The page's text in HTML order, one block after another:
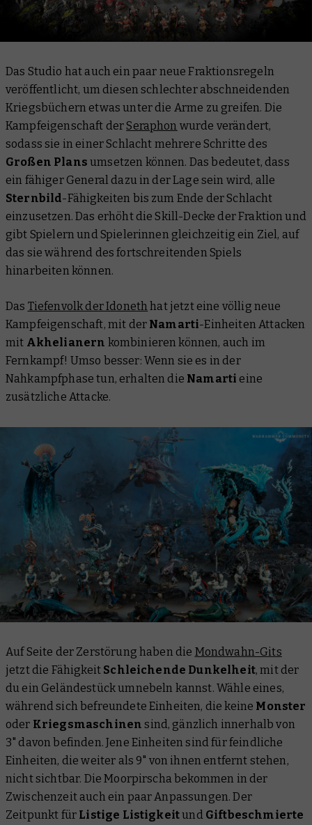
Das Studio hat auch ein paar neue Fraktionsregeln
veröffentlicht, um diesen schlechter abschneidenden
Kriegsbüchern etwas unter die Arme zu greifen. Die
Kampfeigenschaft derSeraphon wurde verändert,
sodass sie in einer Schlacht mehrere Schritte des
Großen Plans umsetzen können. Das bedeutet, dass
ein fähiger General dazu in der Lage sein wird, alle
Sternbild-Fähigkeiten bis zum Ende der Schlacht
einzusetzen. Das erhöht die Skill-Decke der Fraktion und
gibt Spielern und Spielerinnen gleichzeitig ein Ziel, auf
das sie während des fortschreitenden Spiels
hinarbeiten können.
Das Tiefenvolk der Idonethhat jetzt eine völlig neue
Kampfeigenschaft, mit der Namarti-Einheiten Attacken
mit Akhelianern kombinieren können, auch im
Fernkampf! Umso besser: Wenn sie es in der
Nahkampfphase tun, erhalten die Namarti eine
zusätzliche Attacke.
Auf Seite der Zerstörung haben die Mondwahn-Gits
jetzt die Fähigkeit Schleichende Dunkelheit, mit der
du ein Geländestück umnebeln kannst. Wähle eines,
während sich befreundete Einheiten, die keine Monster
oder Kriegsmaschinen sind, gänzlich innerhalb von
3" davon befinden. Jene Einheiten sind für feindliche
Einheiten, die weiter als 9" von ihnen entfernt stehen,
nicht sichtbar. Die Moorpirscha bekommen in der
Zwischenzeit auch ein paar Anpassungen. Der
Zeitpunkt für Listige Listigkeitund Giftbeschmierte